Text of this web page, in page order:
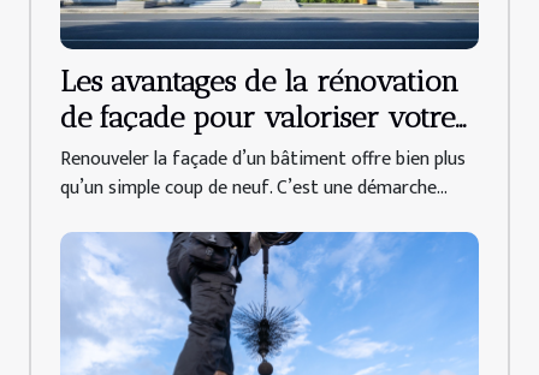
Les avantages de la rénovation
de façade pour valoriser votre
propriété
Renouveler la façade d’un bâtiment offre bien plus
qu’un simple coup de neuf. C’est une démarche...